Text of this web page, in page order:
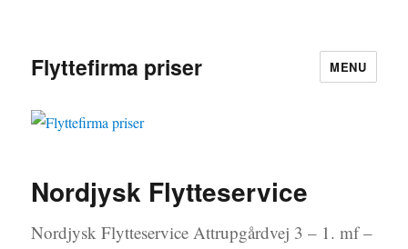
Flyttefirma priser MENU
Nordjysk Flytteservice
Nordjysk Flytteservice Attrupgårdvej 3 – 1. mf –